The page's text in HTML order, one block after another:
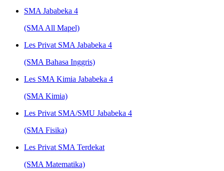
SMA Jababeka 4
(SMA All Mapel)
Les Privat SMA Jababeka 4
(SMA Bahasa Inggris)
Les SMA Kimia Jababeka 4
(SMA Kimia)
Les Privat SMA/SMU Jababeka 4
(SMA Fisika)
Les Privat SMA Terdekat
(SMA Matematika)